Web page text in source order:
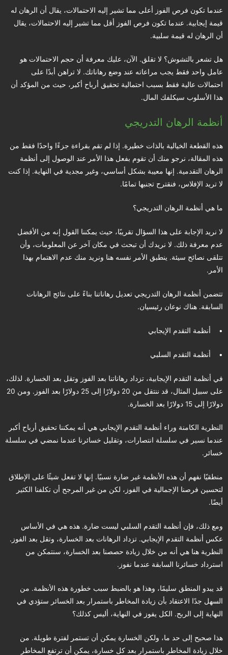
عندما تكون فرص الفوز أعلى مما تشير إليه الاحتمالات، يقال أن الرهان له
قيمة إيجابية. عندما تكون فرص الفوز أقل مما تشير إليه الاحتمالات، يقال
أن الرهان له قيمة سلبية.
هل تشعر بالتشوش؟ لا تقلق. الآن، عليك معرفة أن حجم الاحتمالات هو
عامل واحد فقط يجب مراعاته عند وضع رهاناتك. لا تراهن أبدًا على
احتمالات عالية فقط بسبب احتمالية تحقيق أرباح أكبر، حيث من المؤكد أن
هذا الأسلوب سيكلفك المال.
أنظمة الرهان التدريجي
هذه القطعة الخيالية بالذات خطيرة. إذا لم تقم بقراءة جزءًا واحدًا فقط من
هذه المقالة، نرجو منك أن تقوم بفعل هذا الأمر عند الوصول إلى أنظمة
الرهان التقدمية. إنها معيبة بشكل أساسي، وغير مجدية في النهاية. إذا كنت
لا تريد الإفلاس، فنقترح تجنبها تمامًا.
ما هي أنظمة الرهان التدريجي؟
لا نريد الإجابة على هذا السؤال تقريبًا، حيث يمكننا القول إنه من الأفضل
عدم معرفة ذلك. لا نريدك أن تبحث في مكان آخر عن المعلومات، وأن
تتلقى نصائح سيئة. ينطبق الأمر نفسه هنا ونريد منك عدم الاهتمام بهذا
الأمر.
تتضمن أنظمة الرهان التدريجي تعديل رهاناتنا بناءً على نتائج الرهانات
السابقة. هناك نوعان رئيسيان.
• أنظمة التقدم الإيجابي
• أنظمة التقدم السلبي
في أنظمة التقدم الإيجابية، تزداد رهاناتنا بعد الفوز وتقل بعد الخسارة. لذلك،
على سبيل المثال، قد ننتقل من 20 دولارًا إلى 25 دولارًا بعد الفوز. ومن 20
دولارًا إلى 15 دولارًا بعد الخسارة.
النظرية الكامنة وراء أنظمة التقدم الإيجابي هي أنه يمكننا تحقيق أرباح أكبر
عندما نسير في سلسلة انتصارات، وتقليل خسائرنا عندما نمضي في سلسلة
خسائر.
منطقيًا نفهم أن هذه الأنظمة غير ضارة نسبيًا. إنها لا تفعل شيئًا على الإطلاق
لتحسين فرصنا الإجمالية في الفوز، لكن من غير المرجح أن تكلفنا الكثير
أيضًا.
ومع ذلك، فإن أنظمة التقدم السلبي ليست ضارة. هذه هي في الأساس
عكس أنظمة التقدم الإيجابي. تزداد الرهانات بعد الخسارة، وتقل بعد الفوز.
النظرية هنا هي أنه من خلال زيادة حصصنا بعد الخسارة، سنتمكن من
استرداد خسائرنا السابقة عندما نفوز.
قد يبدو المنطق سليمًا، وهذا هو بالضبط سبب خطورة هذه الأنظمة. من
السهل جدًا الاعتقاد بأن زيادة المخاطر باستمرار بعد الخسائر ستؤدي في
النهاية إلى الربح. الكل يفوز في النهاية، أليس كذلك؟
هذا صحيح إلى حد ما، ولكن الخسارة يمكن أن تستمر لفترة طويلة. من
خلال زيادة المخاطر باستمرار بعد كل خسارة، يمكن أن ترتفع المخاطر